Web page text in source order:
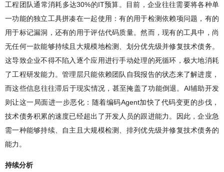
工程团队通常消耗多达30%的IT预算。目前，企业往往需要将各种单
一功能的独立工具拼凑在一起使用：有的用于检测依赖项问题，有的
用于标记漏洞，还有的用于评估代码质量。然而，现有的工具中，尚
无任何一款能够持续且大规模地检测、划分优先级并修复技术债务。
这导致企业不得不陷入逐个应用进行手动处理的死循环，极大地消耗
了工程研发能力。管理层只能依赖团队自我报告的状态来了解进度，
而这些信息往往滞后于现实情况，甚至掩盖了功能倒退。AI辅助开发
则让这一局面进一步恶化：随着编码Agent加快了代码变更的步伐，
技术债务积累的速度已经超出了开发人员的跟进能力。因此，企业急
需一种能够持续、自主且大规模检测、排列优先级并修复技术债务的
能力。
持续分析